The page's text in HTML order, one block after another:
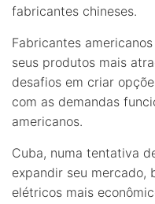
fabricantes chineses.
Fabricantes
seus produtos mais
desafios em criar
com as demandas
americanos.
Cuba, numa tentativa
expandir seu mercado,
elétricos mais